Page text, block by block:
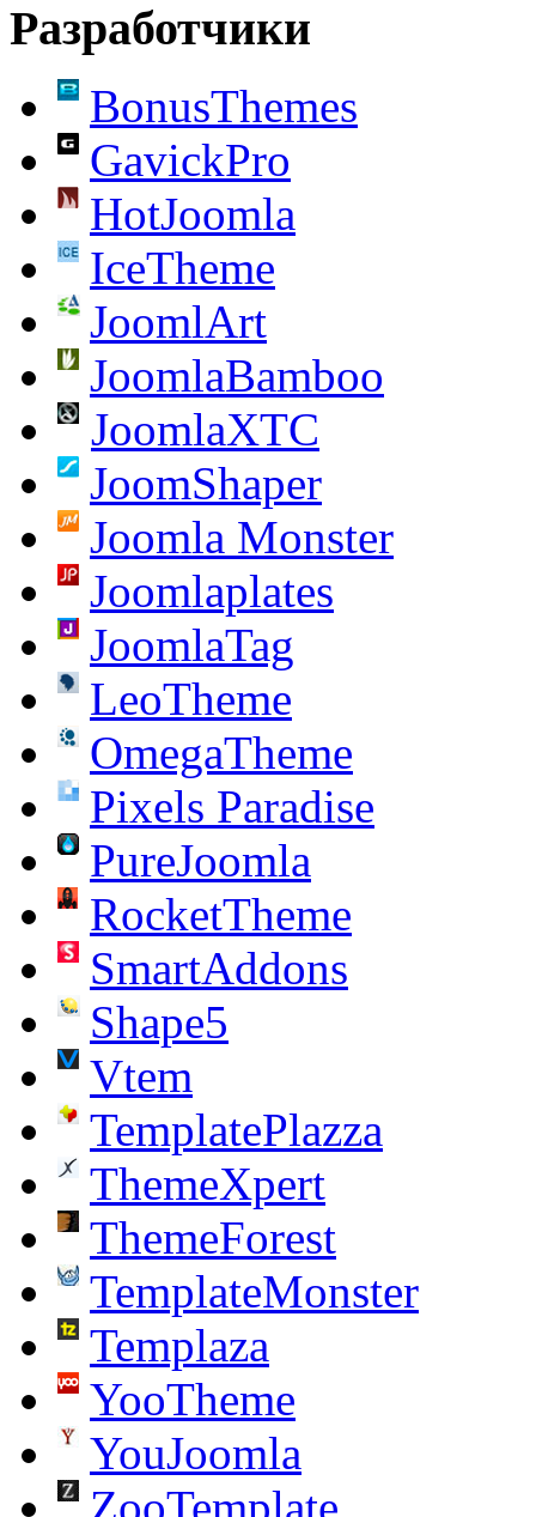
Разработчики
BonusThemes
GavickPro
HotJoomla
IceTheme
JoomlArt
JoomlaBamboo
JoomlaXTC
JoomShaper
Joomla Monster
Joomlaplates
JoomlaTag
LeoTheme
OmegaTheme
Pixels Paradise
PureJoomla
RocketTheme
SmartAddons
Shape5
Vtem
TemplatePlazza
ThemeXpert
ThemeForest
TemplateMonster
Templaza
YooTheme
YouJoomla